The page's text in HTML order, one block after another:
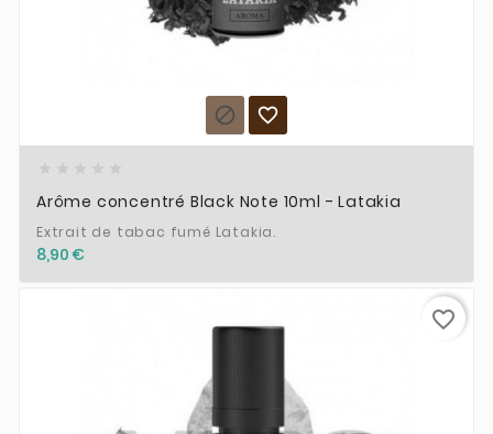
 
Arôme concentré Black Note 10ml - Latakia
Extrait de tabac fumé Latakia.
8,90 €
favorite_border